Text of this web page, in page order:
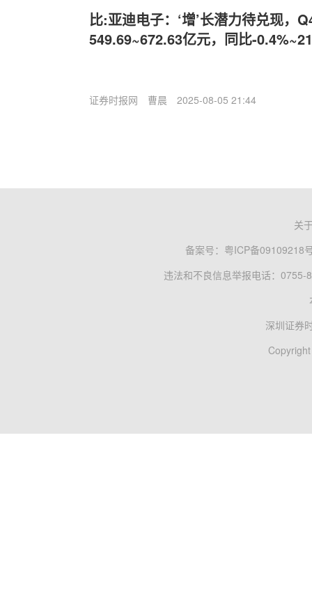
比:亚迪电子：‘增’长潜力待兑现，
549.69~672.63亿元，同比-
证券时报网 曹晨 2025-08-05 21:44
关
备案号： 粤ICP备09109218
违法和不良信息举报电话：0755-
深圳证券